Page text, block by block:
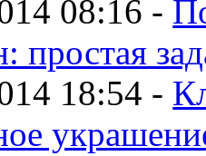
08:16 -
простая
18:54 -